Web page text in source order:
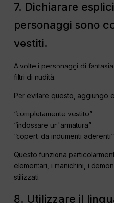
7. Dichiarare
personaggi sono
vestiti.
A volte i personaggi di
filtri di nudità.
Per evitare questo, aggiungo
“completamente vestito”
“indossare un'armatura”
“coperti da indumenti aderenti”
Questo funziona
elementari, i manichini, i
stilizzati.
8. Utilizzare il